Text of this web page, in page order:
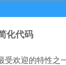
化代码
受欢迎的特性之